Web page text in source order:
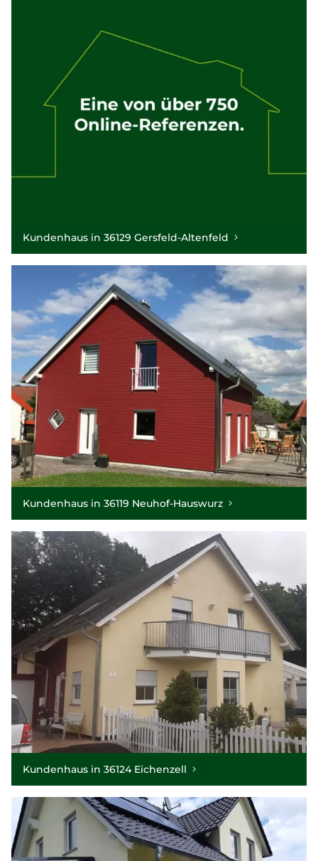
Kundenhaus in 36129 Gersfeld-Altenfeld
Kundenhaus in 36119 Neuhof-Hauswurz
Kundenhaus in 36124 Eichenzell